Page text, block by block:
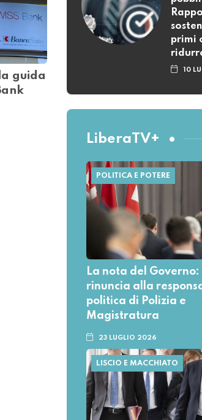
guida
primi
10
LiberaTV+
POLITICA E POTERE
La nota del Governo:
rinuncia alla
politica di Polizia e
Magistratura
23 LUGLIO 2026
LISCIO E MACCHIATO